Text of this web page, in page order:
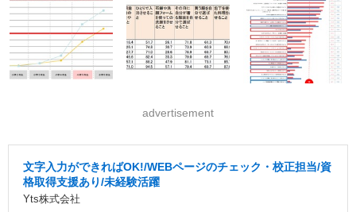
advertisement
文字入力ができればOK!/WEBページのチェック・校正担当/資
格取得支援あり/未経験活躍
Yts株式会社